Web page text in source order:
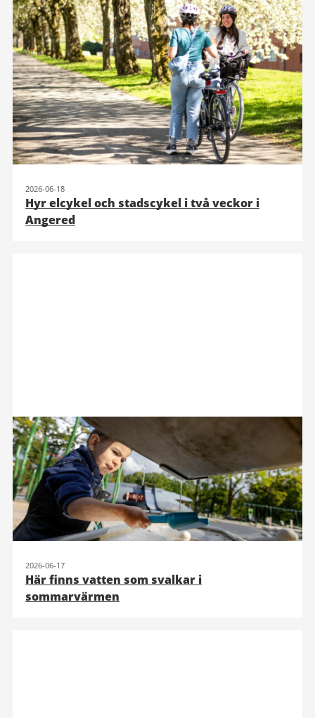
2026-06-18
Hyr elcykel och stadscykel i två veckor i
Angered
2026-06-17
Här finns vatten som svalkar i
sommarvärmen